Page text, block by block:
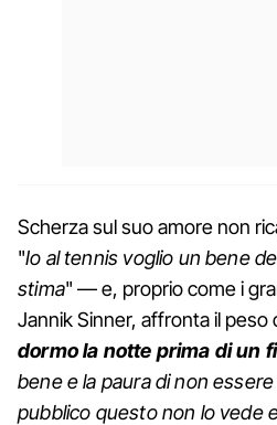
Scherza sul suo amore non
"Io al tennis voglio un bene
stima" — e, proprio come i
Jannik Sinner, affronta il peso
dormo la notte prima di un
bene e la paura di non essere
pubblico questo non lo vede